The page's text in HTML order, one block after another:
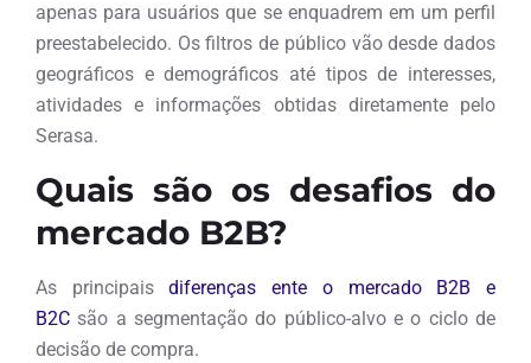
apenas para usuários que se enquadrem em um perfil
preestabelecido. Os filtros de público vão desde dados
geográficos e demográficos até tipos de interesses,
atividades e informações obtidas diretamente pelo
Serasa.
Quais são os desafios do
mercado B2B?
As principaisdiferenças ente o mercado B2B e
B2C são a segmentação do público-alvo e o ciclo de
decisão de compra.